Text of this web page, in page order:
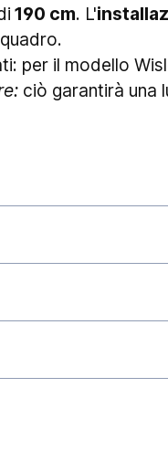
190 cm. L'
per il modello
ciò garantirà una
l'elevato
tumulti